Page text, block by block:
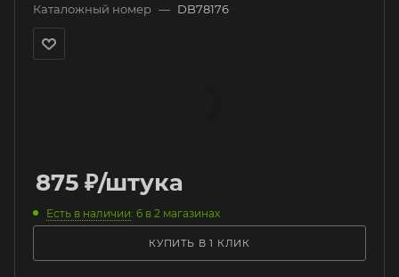
Каталожный номер — DB78176
875 ₽/штука
Есть в наличии: 6 в 2 магазинах
КУПИТЬ В 1 КЛИК